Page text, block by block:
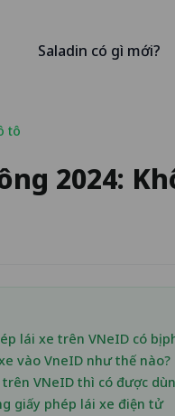
Saladin có gì mới?
tô
2024:
lái xe trên VNeID có bị
vào VneID như thế nào?
VNeID thì có được
giấy phép lái xe điện tử